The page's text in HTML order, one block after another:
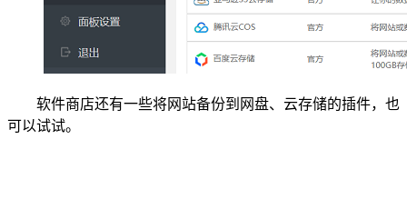
软件商店还有一些将网站备份到网盘、云存储的插件，也
可以试试。